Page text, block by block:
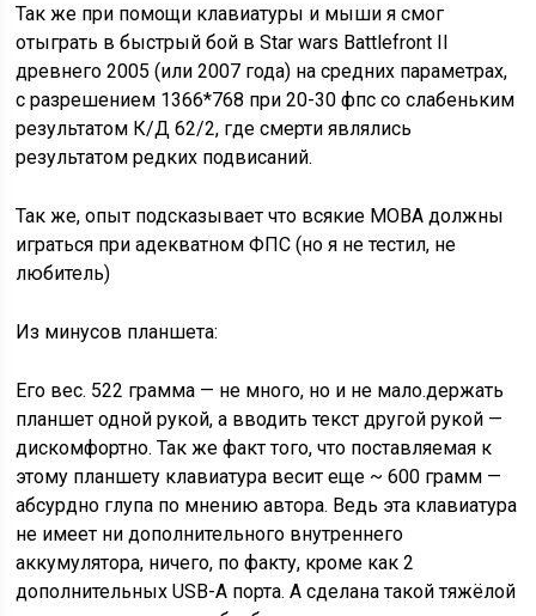
Так же при помощи клавиатуры и мыши я смог
отыграть в быстрый бой в Star wars Battlefront II
древнего 2005 (или 2007 года) на средних параметрах,
с разрешением 1366*768 при 20-30 фпс со слабеньким
результатом К/Д 62/2, где смерти являлись
результатом редких подвисаний.
Так же, опыт подсказывает что всякие MOBA должны
играться при адекватном ФПС (но я не тестил, не
любитель)
Из минусов планшета:
Его вес. 522 грамма — не много, но и не мало.держать
планшет одной рукой, а вводить текст другой рукой —
дискомфортно. Так же факт того, что поставляемая к
этому планшету клавиатура весит еще ~ 600 грамм —
абсурдно глупа по мнению автора. Ведь эта клавиатура
не имеет ни дополнительного внутреннего
аккумулятора, ничего, по факту, кроме как 2
дополнительных USB-A порта. А сделана такой тяжёлой